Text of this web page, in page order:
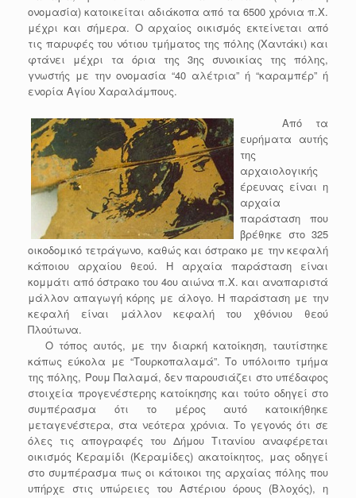
ονομασία) κατοικείται αδιάκοπα από τα 6500 χρόνια π.Χ.
μέχρι και σήμερα. Ο αρχαίος οικισμός εκτείνεται από
τις παρυφές του νότιου τμήματος της πόλης (Χαντάκι) και
φτάνει μέχρι τα όρια της 3ης συνοικίας της πόλης,
γνωστής με την ονομασία “40 αλέτρια” ή “καραμπέρ” ή
ενορία Αγίου Χαραλάμπους.
Από τα
ευρήματα αυτής
της
αρχαιολογικής
έρευνας είναι η
αρχαία
παράσταση που
βρέθηκε στο 325
οικοδομικό τετράγωνο, καθώς και όστρακο με την κεφαλή
κάποιου αρχαίου θεού. Η αρχαία παράσταση είναι
κομμάτι από όστρακο του 4ου αιώνα π.Χ. και αναπαριστά
μάλλον απαγωγή κόρης με άλογο. Η παράσταση με την
κεφαλή είναι μάλλον κεφαλή του χθόνιου θεού
Πλούτωνα.
Ο τόπος αυτός, με την διαρκή κατοίκηση, ταυτίστηκε
κάπως εύκολα με “Τουρκοπαλαμά”. Το υπόλοιπο τμήμα
της πόλης, Ρουμ Παλαμά, δεν παρουσιάζει στο υπέδαφος
στοιχεία προγενέστερης κατοίκησης και τούτο οδηγεί στο
συμπέρασμα ότι το μέρος αυτό κατοικήθηκε
μεταγενέστερα, στα νεότερα χρόνια. Το γεγονός ότι σε
όλες τις απογραφές του Δήμου Τιτανίου αναφέρεται
οικισμός Κεραμίδι (Κεραμίδες) ακατοίκητος, μας οδηγεί
στο συμπέρασμα πως οι κάτοικοι της αρχαίας πόλης που
υπήρχε στις υπώρειες του Αστέριου όρους (Βλοχός), η